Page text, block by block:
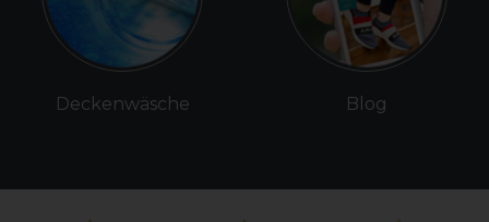
Deckenwäsche Blog